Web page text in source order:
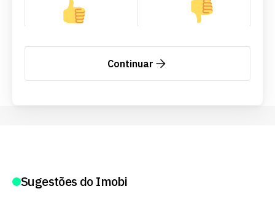
Continuar
Sugestões do Imobi